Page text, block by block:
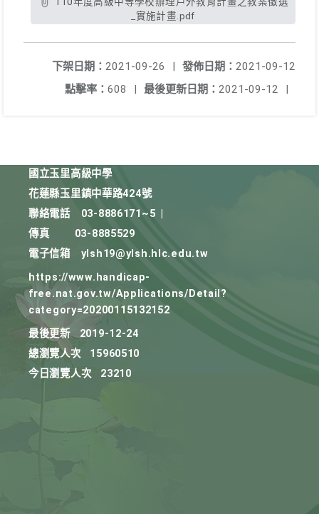
_實施計畫.pdf
發佈日期： 2021-09-12
下架日期： 2021-09-26
|
最後更新日期： 2021-09-12 |
點擊率： 608 |
國立玉里高級中學
花蓮縣玉里鎮中華路424號
聯絡電話
03-8886171~5
傳真
03-8885529
電子信箱
ylsh19@ylsh.hlc.edu.tw
https://www.handicap-
free.nat.gov.tw/Applications/Detail?
category=20200115132152
最後更新
2019-12-24
總瀏覽人次
15960510
今日瀏覽人次
23210